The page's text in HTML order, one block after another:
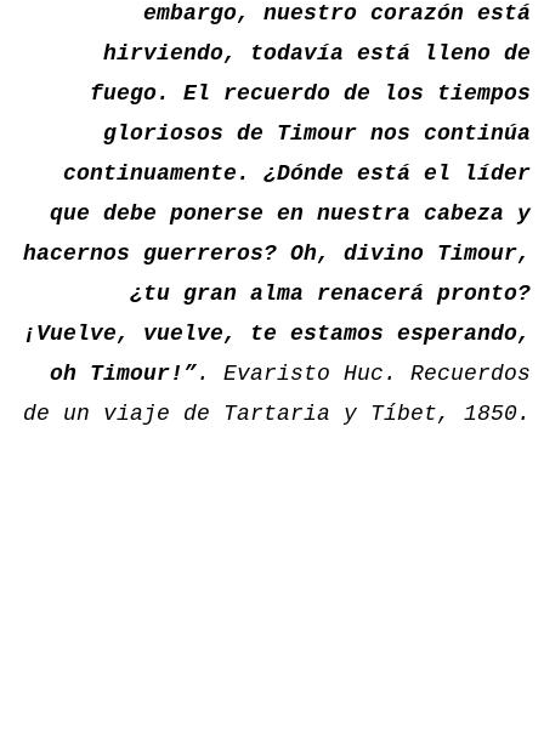
embargo, nuestro corazón está
hirviendo, todavía está lleno de
fuego. El recuerdo de los tiempos
gloriosos de Timour nos continúa
continuamente. ¿Dónde está el líder
que debe ponerse en nuestra cabeza y
hacernos guerreros? Oh, divino Timour,
¿tu gran alma renacerá pronto?
¡Vuelve, vuelve, te estamos esperando,
oh Timour!”. Evaristo Huc. Recuerdos
de un viaje de Tartaria y Tíbet, 1850.